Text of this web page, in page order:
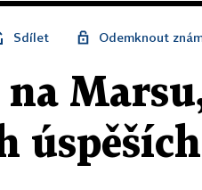
Sdílet Odemknout
úspěších